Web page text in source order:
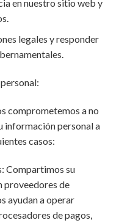
en nuestro sitio web y
legales y responder
comprometemos a no
información personal a
casos:
Compartimos su
proveedores de
ayudan a operar
de pagos,